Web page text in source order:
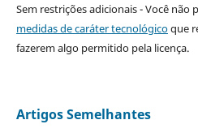
Sem restrições adicionais - Você
medidas de caráter tecnológicoque
fazerem algo permitido pela licença.
Artigos Semelhantes